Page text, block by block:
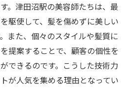
。津田沼駅の美容師たちは、最
駆使して、髪を傷めずに美しい
また、個々のスタイルや髪質に
提案することで、顧客の個性を
できるのです。こうした技術力
が人気を集める理由となってい